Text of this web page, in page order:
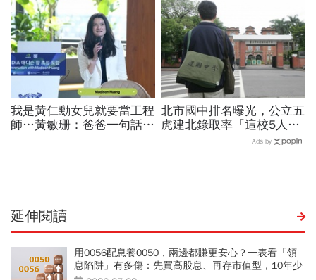
我是黃仁勳女兒就要當工程
師…黃敏珊：爸爸一句話，
北市國中排名曝光，公立五
虎建北錄取率「這校5人就
1人考上」！前輩親揭亮麗
Ads by
延伸閱讀
用0056配息養0050，兩邊都賺更安心？一表看「領
息陷阱」有多傷：先買高股息、再存市值型，10年少